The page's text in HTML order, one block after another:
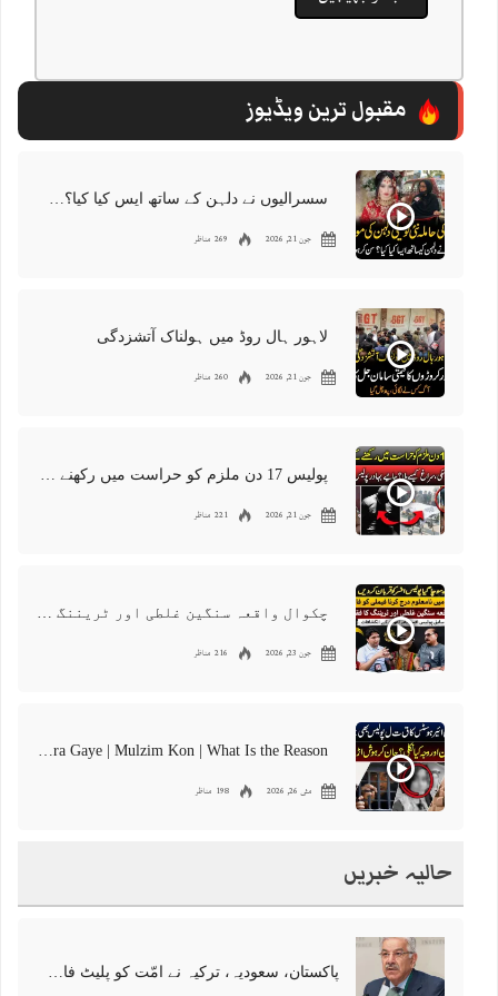
مقبول ترین ویڈیوز
سسرالیوں نے دلہن کے ساتھ ایس کیا کیا؟سن کر ہوش اڑ جائیں گے
جون 21, 2026 269 مناظر
لاہور ہال روڈ میں ہولناک آتشزدگی
جون 21, 2026 260 مناظر
پولیس 17 دن ملزم کو حراست میں رکھنے کے باوجود شواہد نہ ڈھونڈ سکی
جون 21, 2026 221 مناظر
چکوال واقعہ سنگین غلطی اور ٹریننگ کا فقدان ہے
جون 23, 2026 216 مناظر
International Air Hostes Ka Qata** Police Bhe Chakra Gaye | Mulzim Kon | What Is the Reason
مئی 26, 2026 198 مناظر
حالیہ خبریں